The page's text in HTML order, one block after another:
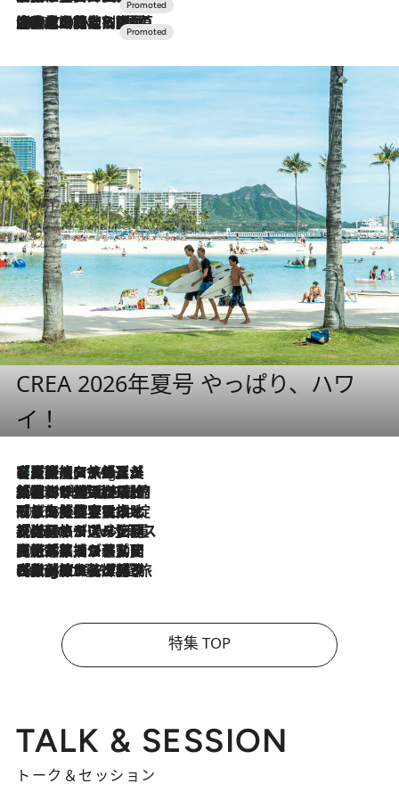
2026.7.10
NEW OPEN！【界 草津】名湯の地に誕生。趣の異なる2種の温泉と上州ならではの会席・蕎麦割烹など美食を味わう究極の癒やし旅
CREA 2026年夏号 やっぱり、ハワ
イ！
11 Hours Ago
【厳選旅コスメ】「多機能アイテムがメイン！」旅好き美容エディターが選んだ夏旅ベストコスメを発表【Mサイズジップ】
2026.8.6
「荷物が増えるほど旅ストレスは増す」美容ジャーナリストがたどり着いた最終結論。“化粧品を劇的に減らす”感動の凝縮美容とは
2026.8.6
「旅先には金髪ウィッグを持参」日本と同じメイクでは損してる!? 美容ジャーナリストが提案する“掟破りの旅美容”とは
2026.8.6
【厳選旅コスメ】「身軽さ＆UV対策重視！」ヘアアーティストshucoが選んだ夏旅ベストコスメを発表【Mサイズジップ】
2026.8.5
【厳選旅コスメ】国内をあちこち移動する河井菜摘が選んだ夏旅ベストコスメ発表！「リラックスアイテムはマスト」【Mサイズジップ】
2026.8.4
【厳選旅コスメ】「紫外線＆乾燥対策しながらメイク感も！」ヘア＆メイクGeorgeが選んだ夏旅ベストコスメを発表！【Mサイズジップ】
特集 TOP
TALK & SESSION
トーク＆セッション